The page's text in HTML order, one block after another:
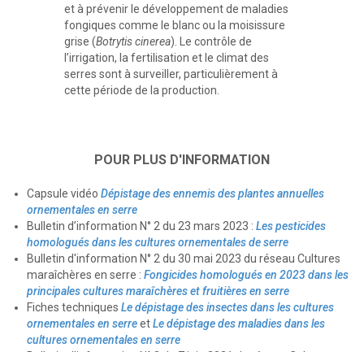
et à prévenir le développement de maladies
fongiques comme le blanc ou la moisissure
grise (Botrytis cinerea). Le contrôle de
l’irrigation, la fertilisation et le climat des
serres sont à surveiller, particulièrement à
cette période de la production.
POUR PLUS D'INFORMATION
Capsule vidéo Dépistage des ennemis des plantes annuelles
ornementales en serre
Bulletin d’information N° 2 du 23 mars 2023 : Les pesticides
homologués dans les cultures ornementales de serre
Bulletin d'information N° 2 du 30 mai 2023 du réseau Cultures
maraîchères en serre : Fongicides homologués en 2023 dans les
principales cultures maraîchères et fruitières en serre
Fiches techniques Le dépistage des insectes dans les cultures
ornementales en serreetLe dépistage des maladies dans les
cultures ornementales en serre